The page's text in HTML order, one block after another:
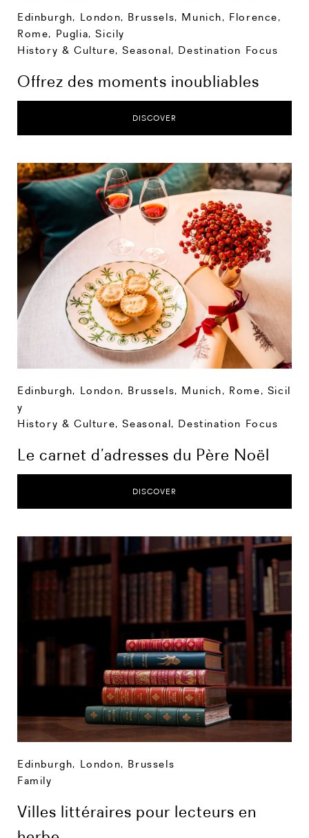
Edinburgh, London, Brussels, Munich, Florence,
Rome, Puglia,Sicily
History & Culture,Seasonal, Destination Focus
Offrez des moments inoubliables
DISCOVER
Edinburgh, London, Brussels, Munich, Rome, Sicil
y
History & Culture,Seasonal, Destination Focus
Le carnet d’adresses du Père Noël
DISCOVER
Edinburgh, London, Brussels
Family
Villes littéraires pour lecteurs en